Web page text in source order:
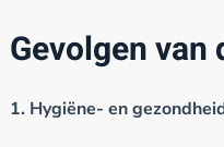
Gevolgen
1. Hygiëne- en